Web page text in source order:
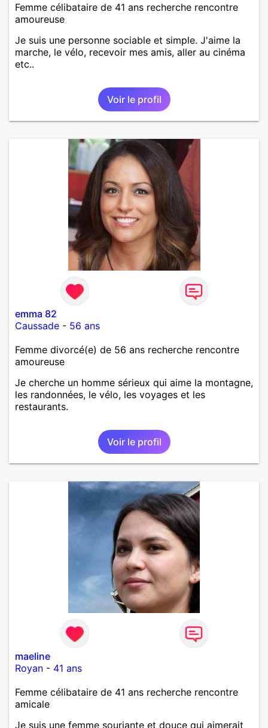
Femme célibataire de 41 ans recherche rencontre
amoureuse
Je suis une personne sociable et simple. J'aime la
marche, le vélo, recevoir mes amis, aller au cinéma
etc..
Voir le profil
emma 82
Caussade - 56 ans
Femme divorcé(e) de 56 ans recherche rencontre
amoureuse
Je cherche un homme sérieux qui aime la montagne,
les randonnées, le vélo, les voyages et les
restaurants.
Voir le profil
maeline
Royan - 41 ans
Femme célibataire de 41 ans recherche rencontre
amicale
Je suis une femme souriante et douce qui aimerait